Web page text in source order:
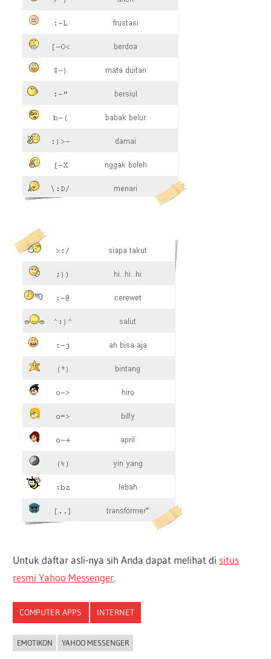
Untuk daftar asli-nya sih Anda dapat melihat di situs
resmi Yahoo Messenger.
COMPUTER APPS INTERNET
EMOTIKON YAHOO MESSENGER